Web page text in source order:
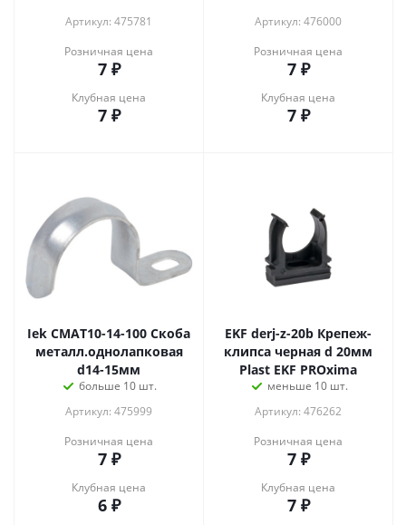
Артикул: 475781
Розничная цена
7₽
Клубная цена
7₽
Артикул: 476000
Розничная цена
7₽
Клубная цена
7₽
Iek CMAT10-14-100 Скоба
металл.однолапковая
d14-15мм
больше 10 шт.
Артикул: 475999
Розничная цена
7₽
Клубная цена
6₽
EKF derj-z-20b Крепеж-
клипса черная d 20мм
Plast EKF PROxima
меньше 10 шт.
Артикул: 476262
Розничная цена
7₽
Клубная цена
7₽